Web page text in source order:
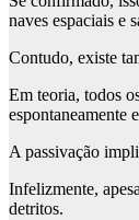
naves espaciais e
Contudo, existe
Em teoria, todos
espontaneamente
A passivação
Infelizmente,
detritos.